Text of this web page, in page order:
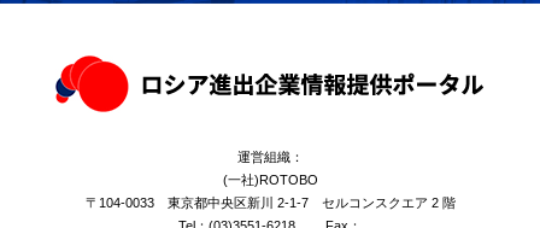
運営組織：
(一社)ROTOBO
〒104-0033 東京都中央区新川 2-1-7 セルコンスクエア 2 階